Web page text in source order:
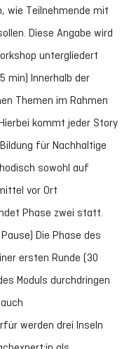
wie Teilnehmende mit
Diese Angabe wird
untergliedert
min) Innerhalb der
Themen im Rahmen
kommt jeder Story
für Nachhaltige
sowohl auf
vor Ort
Phase zwei statt.
Die Phase des
ersten Runde (30
Moduls durchdringen
werden drei Inseln